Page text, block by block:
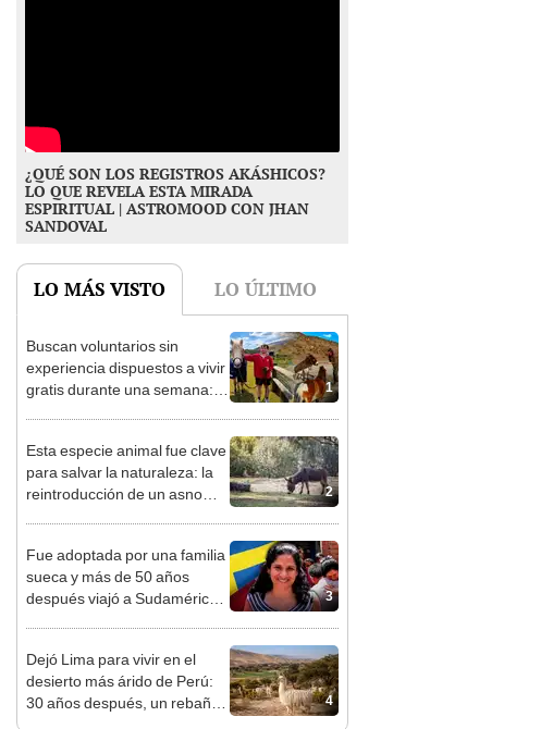
¿QUÉ SON LOS REGISTROS AKÁSHICOS?
LO QUE REVELA ESTA MIRADA
ESPIRITUAL | ASTROMOOD CON JHAN
SANDOVAL
LO MÁS VISTO LO ÚLTIMO
1
Buscan voluntarios sin
experiencia dispuestos a vivir
gratis durante una semana:
un refugio por 2 horas
2
Esta especie animal fue clave
para salvar la naturaleza: la
reintroducción de un asno
desértico
3
Fue adoptada por una familia
sueca y más de 50 años
después viajó a Sudamérica
4
Dejó Lima para vivir en el
desierto más árido de Perú:
30 años después, un rebaño